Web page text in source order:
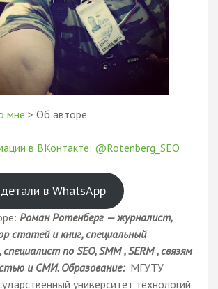
мне > Об авторе
в ВКонтакте: @Rotenberg_SEO
в WhatsApp
Роман Ротенберг — журналист,
статей и книг, специальный
по SEO, SMM , SERM , связям
и СМИ. Образование:МГУТУ
университет технологий